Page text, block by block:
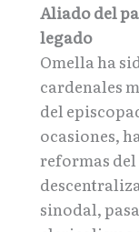
Aliado del
legado
Omella ha
cardenales
del
ocasiones,
reformas
sinodal,